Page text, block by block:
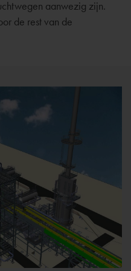
aanwezig zijn.
de rest van de